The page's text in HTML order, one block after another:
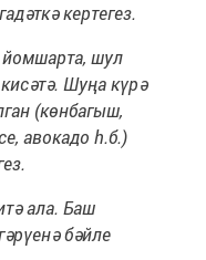
кертегез.
шул
Шуңа күрә
(көнбагыш,
авокадо һ.б.)
ала. Баш
бәйле